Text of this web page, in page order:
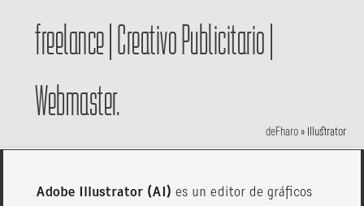
freelance Creativo Publicitario
Webmaster.
deFharo» Illustrator
Adobe Illustrator (AI) es un editor de gráficos